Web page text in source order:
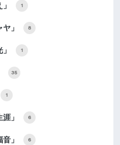
1
」 8
1
35
1
」 6
」 6